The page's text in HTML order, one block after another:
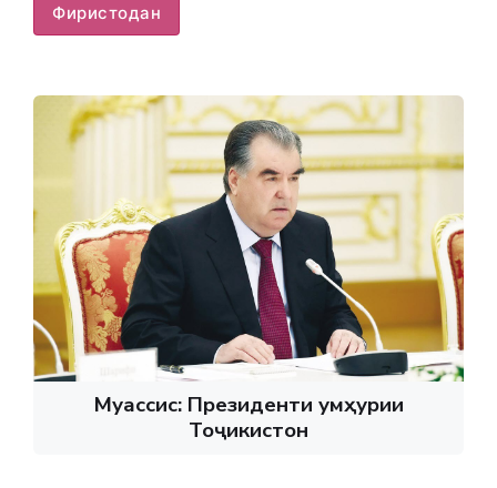
Фиристодан
Муассис: Президенти Ҷумҳурии
Тоҷикистон